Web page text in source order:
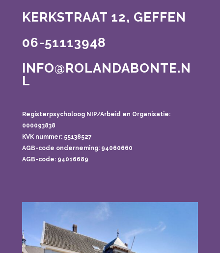
KERKSTRAAT 12, GEFFEN
06-51113948
INFO@ROLANDABONTE.N
L
Registerpsycholoog NIP/Arbeid en Organisatie:
000093838
KVK nummer: 55138527
AGB-code onderneming: 94060660
AGB-code: 94016689